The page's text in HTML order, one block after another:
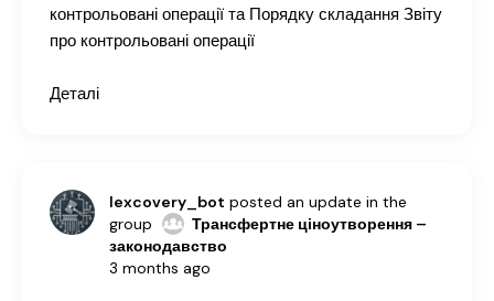
контрольовані операції та Порядку складання Звіту
про контрольовані операції
Деталі
lexcovery_bot posted an update in the
group
Трансфертне ціноутворення –
законодавство
3 months ago